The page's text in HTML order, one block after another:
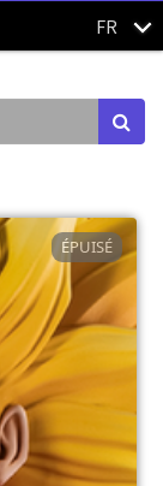
FR
ÉPUISÉ